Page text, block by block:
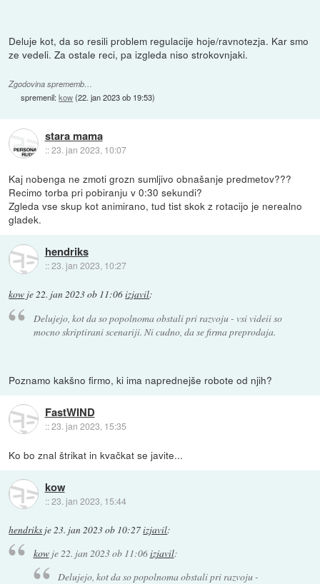
Deluje kot, da so resili problem regulacije hoje/ravnotezja. Kar smo
ze vedeli. Za ostale reci, pa izgleda niso strokovnjaki.
Zgodovina sprememb…
spremenil:kow(22. jan 2023 ob 19:53)
stara mama
::23. jan 2023, 10:07
Kaj nobenga ne zmoti grozn sumljivo obnašanje predmetov???
Recimo torba pri pobiranju v 0:30 sekundi?
Zgleda vse skup kot animirano, tud tist skok z rotacijo je nerealno
gladek.
hendriks
::23. jan 2023, 10:27
kow je22. jan 2023 ob 11:06izjavil:
Delujejo, kot da so popolnoma obstali pri razvoju - vsi videii so
mocno skriptirani scenariji. Ni cudno, da se firma preprodaja.
Poznamo kakšno firmo, ki ima naprednejše robote od njih?
FastWIND
::23. jan 2023, 15:35
Ko bo znal štrikat in kvačkat se javite...
kow
::23. jan 2023, 15:44
hendriks je 23. jan 2023 ob 10:27izjavil:
kowje22. jan 2023 ob 11:06izjavil:
Delujejo, kot da so popolnoma obstali pri razvoju -